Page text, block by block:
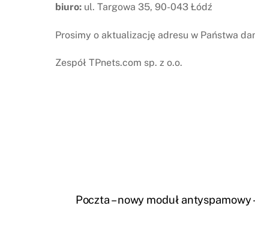
biuro: ul. Targowa 35, 90-043 Łódź
Prosimy o aktualizację adresu w Państwa
Zespół TPnets.com sp. z o.o.
Poczta – nowy moduł antyspamowy